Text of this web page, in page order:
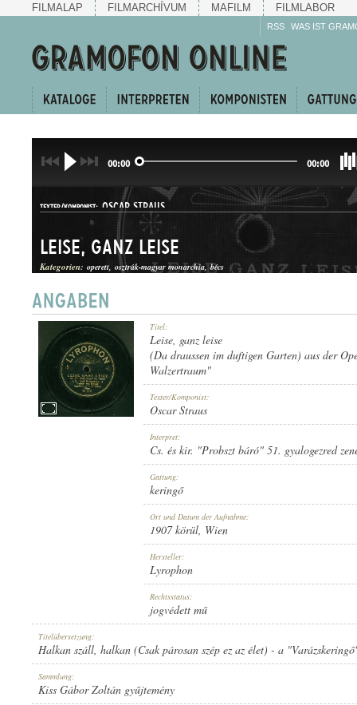
FILMALAP FILMARCHÍVUM MAFILM FILMLABOR
RSS WAS IST
00:00 00:00
TEXTER/KOMPONIST: OSCAR STRAUS
KERINGŐ
1907 KÖRÜL
PLATTENAUFNAHME: W. 159.
Leise, ganz leise
Kategorien: operett osztrák-magyar monarchia bécs
Titel:
Leise, ganz leise
(Da draussen im duftigen Garten) aus der
Walzertraum"
Texter/Komponist:
Oscar Straus
Interpret:
Cs. és kir. "Probszt báró" 51. gyalogezred
Gattung:
keringő
Ort und Datum der Aufnahme:
1907 körül, Wien
Hersteller:
Lyrophon
Rechtsstatus:
jogvédett mű
Titelübersetzung:
Halkan száll, halkan (Csak párosan szép ez az élet) - a
Sammlung:
Kiss Gábor Zoltán gyűjtemény